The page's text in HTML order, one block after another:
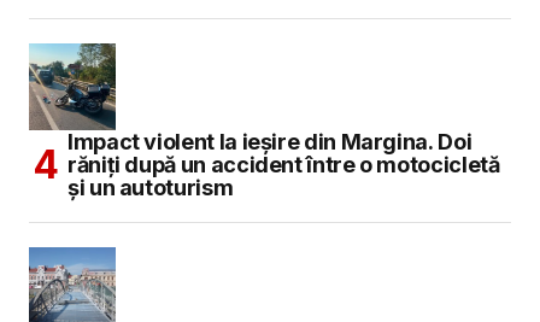
Impact violent la ieșire din Margina. Doi
răniți după un accident între o motocicletă
și un autoturism